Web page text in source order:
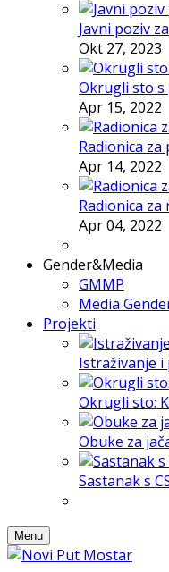
Javni poziv
Okt 27, 2023
Okrugli sto s
Apr 15, 2022
Radionica
Apr 14, 2022
Radionica za
Apr 04, 2022
Gender&Media
GMMP
Media
Projekti
Istraživanje
Okrugli sto:
Obuke za
Sastanak s
Menu